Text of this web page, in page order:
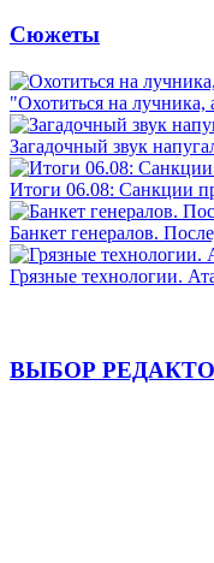
Сюжеты
"Охотиться на лучника,
Загадочный звук
Итоги 06.08: Санкции
Банкет генералов.
Грязные технологии.
ВЫБОР